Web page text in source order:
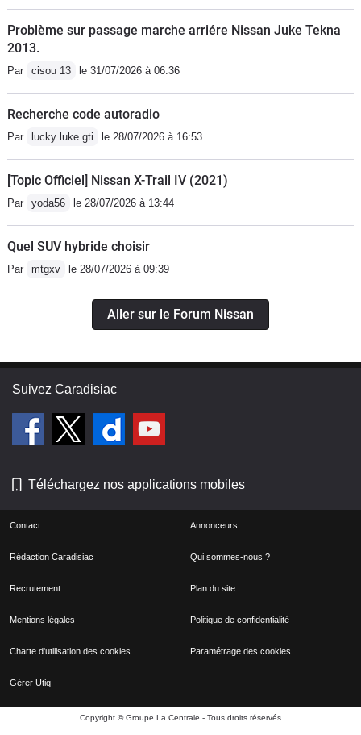
Problème sur passage marche arriére Nissan Juke Tekna
2013.
Par cisou 13 le 31/07/2026 à 06:36
Recherche code autoradio
Par lucky luke gti le 28/07/2026 à 16:53
[Topic Officiel] Nissan X-Trail IV (2021)
Par yoda56 le 28/07/2026 à 13:44
Quel SUV hybride choisir
Par mtgxv le 28/07/2026 à 09:39
Aller sur le Forum Nissan
Suivez Caradisiac
Téléchargez nos applications mobiles
Contact Annonceurs
Rédaction Caradisiac Qui sommes-nous ?
Recrutement Plan du site
Mentions légales Politique de confidentialité
Charte d'utilisation des cookies Paramétrage des cookies
Gérer Utiq
Copyright © Groupe La Centrale - Tous droits réservés